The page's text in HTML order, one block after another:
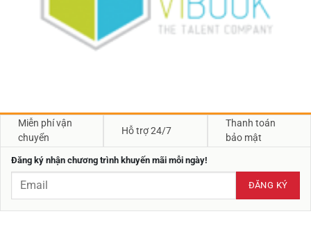
Miễn phí vận
chuyển
Hỗ trợ 24/7
Thanh toán
bảo mật
Đăng ký nhận chương trình khuyến mãi mỗi ngày!